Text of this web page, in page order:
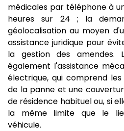
médicales par téléphone à
heures sur 24 ; la
géolocalisation au moyen
assistance juridique pour
la gestion des amendes.
également l'assistance
électrique, qui comprend
de la panne et une
de résidence habituel ou, si
la même limite que le
véhicule.